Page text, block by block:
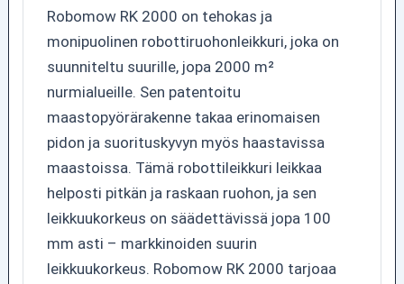
Robomow RK 2000 on tehokas ja
monipuolinen robottiruohonleikkuri, joka on
suunniteltu suurille, jopa 2000 m²
nurmialueille. Sen patentoitu
maastopyörärakenne takaa erinomaisen
pidon ja suorituskyvyn myös haastavissa
maastoissa. Tämä robottileikkuri leikkaa
helposti pitkän ja raskaan ruohon, ja sen
leikkuukorkeus on säädettävissä jopa 100
mm asti – markkinoiden suurin
leikkuukorkeus. Robomow RK 2000 tarjoaa